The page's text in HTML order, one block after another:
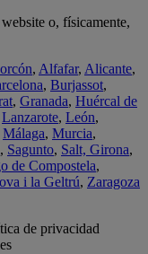
o, físicamente,
, Alfafar, Alicante,
, Burjassot,
, Granada, Huércal de
Lanzarote, León,
Málaga, Murcia,
, Sagunto, Salt, Girona,
de Compostela,
i la Geltrú, Zaragoza
de privacidad